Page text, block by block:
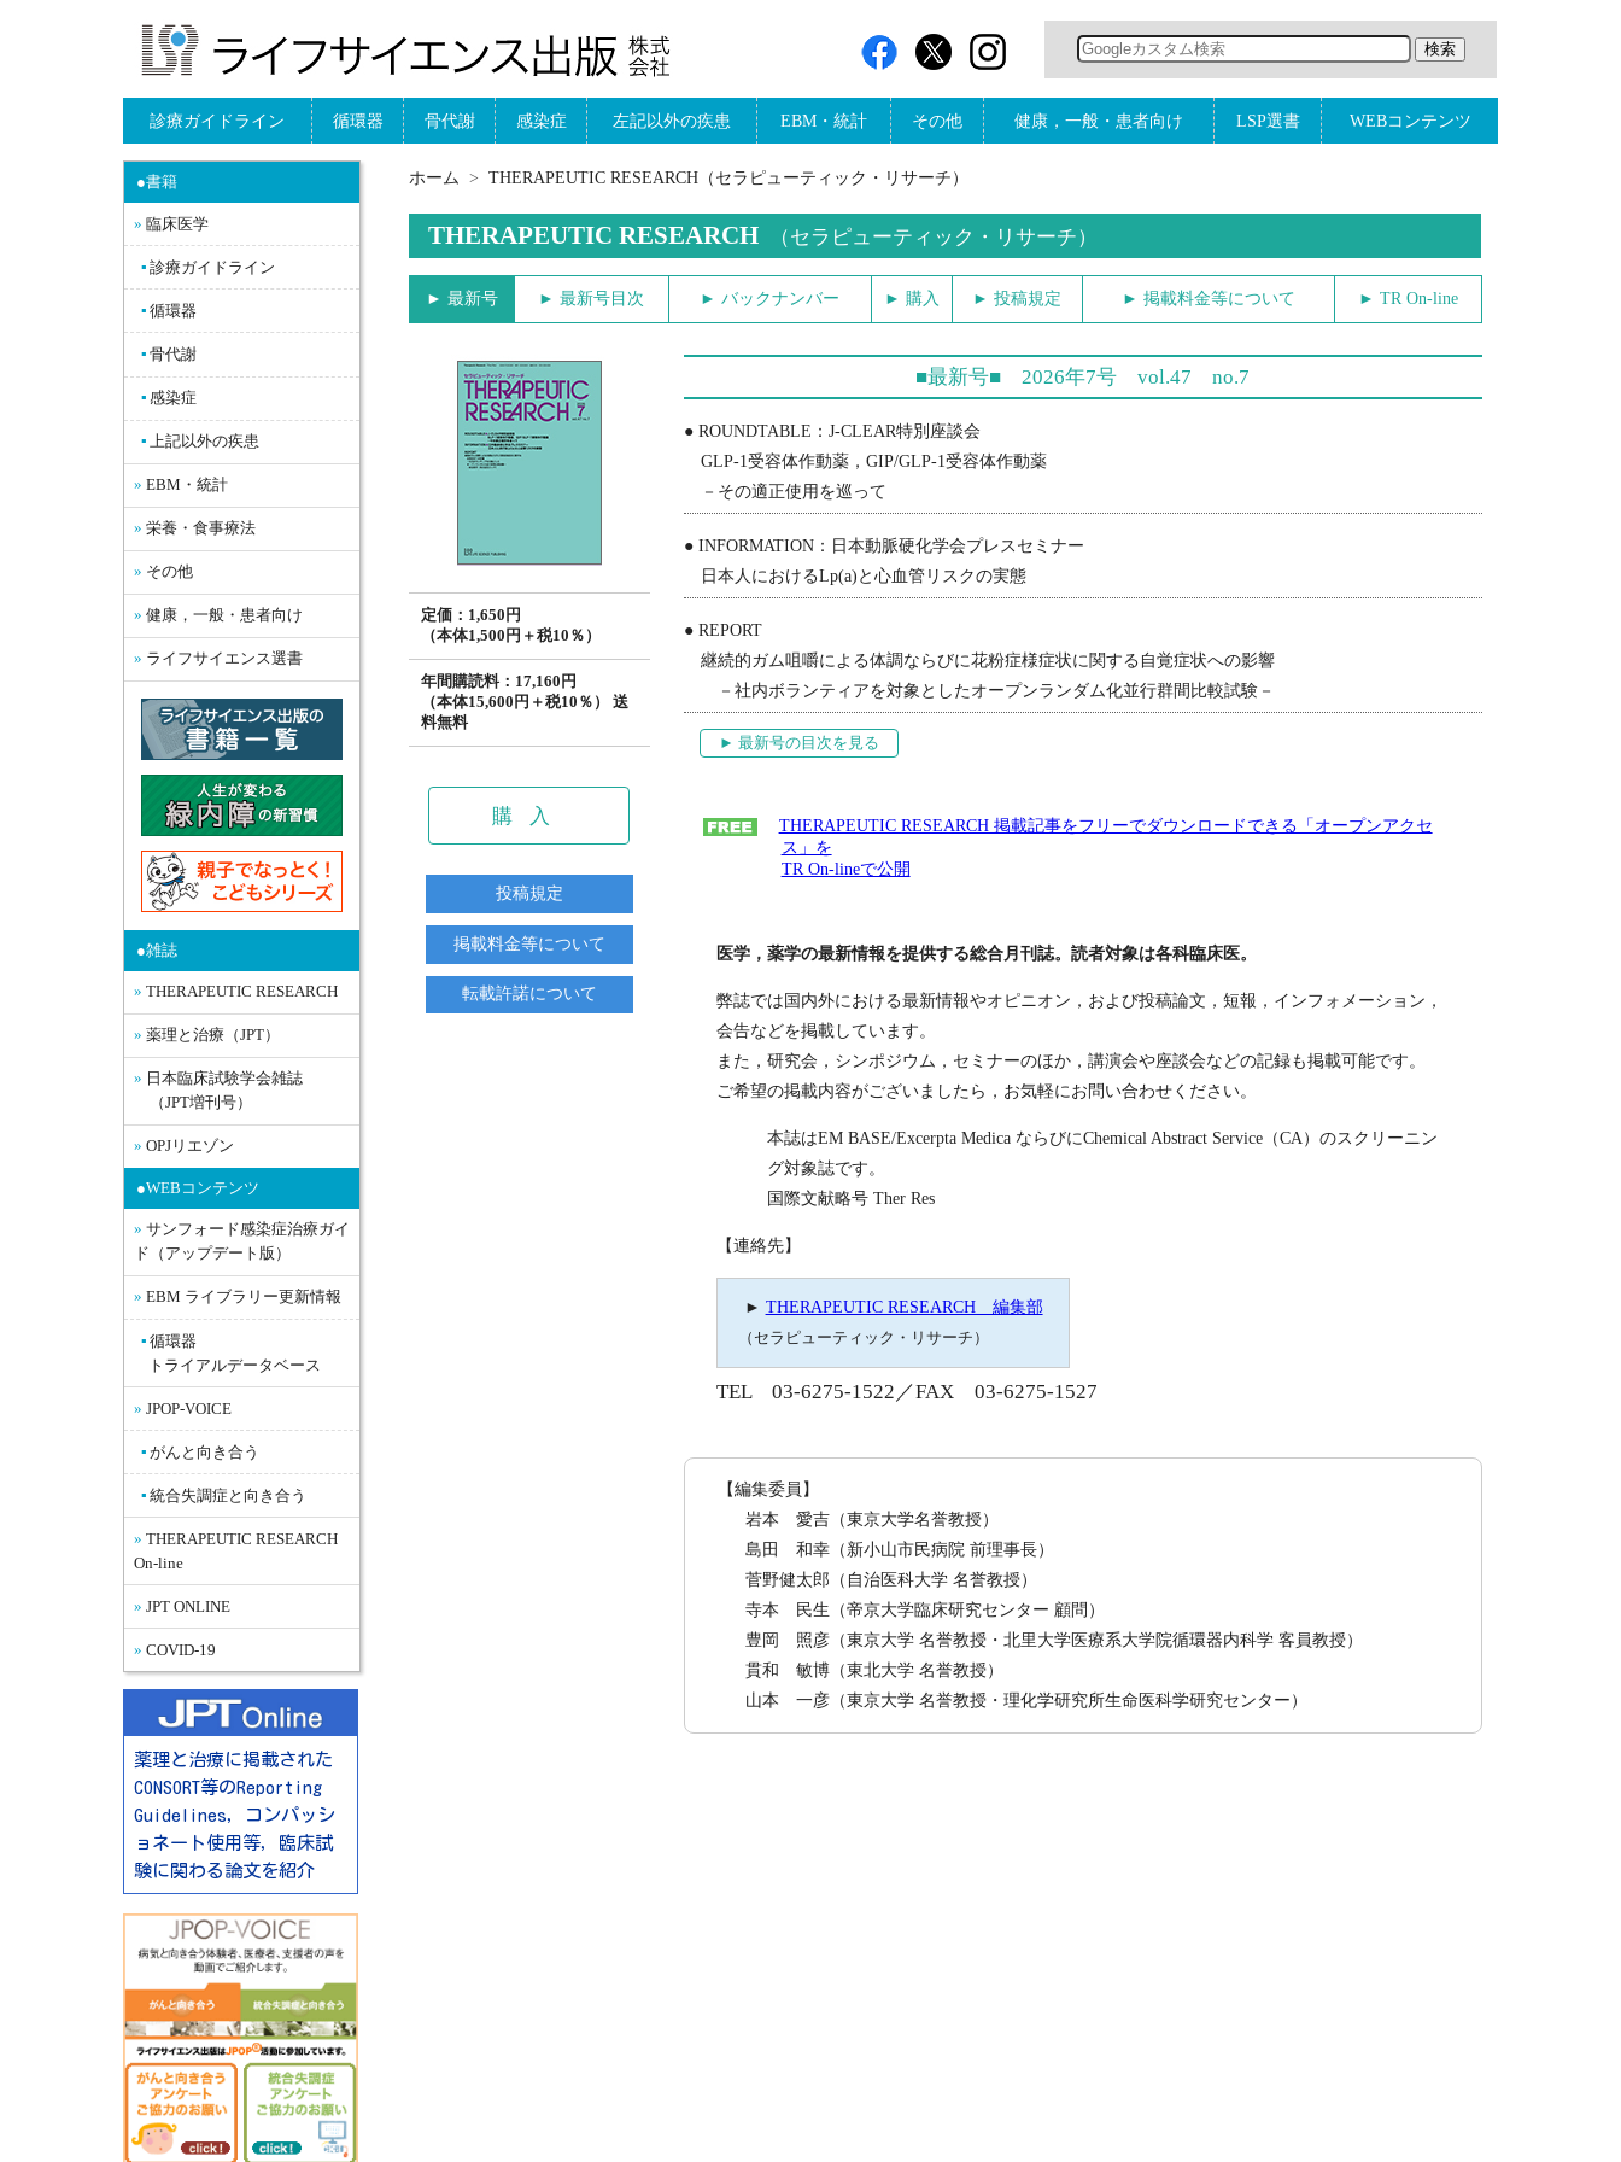
診療ガイドライン 循環器 骨代謝 感染症 左記以外の疾患 EBM・統計 その他 健康，一般・患者向け LSP選書 WEBコンテンツ
●書籍
臨床医学
診療ガイドライン
循環器
骨代謝
感染症
上記以外の疾患
EBM・統計
栄養・食事療法
その他
健康，一般・患者向け
ライフサイエンス選書
●雑誌
THERAPEUTIC RESEARCH
薬理と治療（JPT）
日本臨床試験学会雑誌
（JPT増刊号）
OPJリエゾン
●WEBコンテンツ
サンフォード感染症治療ガイ
ド（アップデート版）
EBM ライブラリー更新情報
循環器
トライアルデータベース
JPOP-VOICE
がんと向き合う
統合失調症と向き合う
THERAPEUTIC RESEARCH
On-line
JPT ONLINE
COVID-19
薬理と治療に掲載された
CONSORT等のReporting
Guidelines，コンパッシ
ョネート使用等，臨床試
験に関わる論文を紹介
ホーム THERAPEUTIC RESEARCH（セラピューティック・リサーチ）
THERAPEUTIC RESEARCH （セラピューティック・リサーチ）
► 最新号 ► 最新号目次 ► バックナンバー ► 購入 ► 投稿規定 ► 掲載料金等について ► TR On-line
定価：1,650円
（本体1,500円＋税10％）
年間購読料：17,160円
（本体15,600円＋税10％） 送
料無料
購入
投稿規定
掲載料金等について
転載許諾について
■最新号■ 2026年7号 vol.47 no.7
● ROUNDTABLE：J-CLEAR特別座談会
GLP-1受容体作動薬，GIP/GLP-1受容体作動薬
－その適正使用を巡って
● INFORMATION：日本動脈硬化学会プレスセミナー
日本人におけるLp(a)と心血管リスクの実態
● REPORT
継続的ガム咀嚼による体調ならびに花粉症様症状に関する自覚症状への影響
－社内ボランティアを対象としたオープンランダム化並行群間比較試験－
► 最新号の目次を見る
THERAPEUTIC RESEARCH 掲載記事をフリーでダウンロードできる「オープンアクセ
ス」を
TR On-lineで公開
医学，薬学の最新情報を提供する総合月刊誌。読者対象は各科臨床医。
弊誌では国内外における最新情報やオピニオン，および投稿論文，短報，インフォメーション，
会告などを掲載しています。
また，研究会，シンポジウム，セミナーのほか，講演会や座談会などの記録も掲載可能です。
ご希望の掲載内容がございましたら，お気軽にお問い合わせください。
本誌はEM BASE/Excerpta Medica ならびにChemical Abstract Service（CA）のスクリーニン
グ対象誌です。
国際文献略号 Ther Res
【連絡先】
► THERAPEUTIC RESEARCH 編集部
（セラピューティック・リサーチ）
TEL 03-6275-1522／FAX 03-6275-1527
【編集委員】
岩本 愛吉（東京大学名誉教授）
島田 和幸（新小山市民病院 前理事長）
菅野健太郎 （自治医科大学 名誉教授）
寺本 民生 （帝京大学臨床研究センター 顧問）
豊岡 照彦（東京大学 名誉教授・北里大学医療系大学院循環器内科学 客員教授）
貫和 敏博（東北大学 名誉教授）
山本 一彦（東京大学 名誉教授・理化学研究所生命医科学研究センター）